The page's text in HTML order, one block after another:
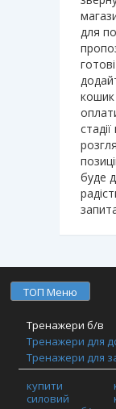
для
готові
кошик
буде
ТОП Меню
Тренажери б/в
Тренажери для
Тренажери для
Фітнес
TRX /
купити
силовий